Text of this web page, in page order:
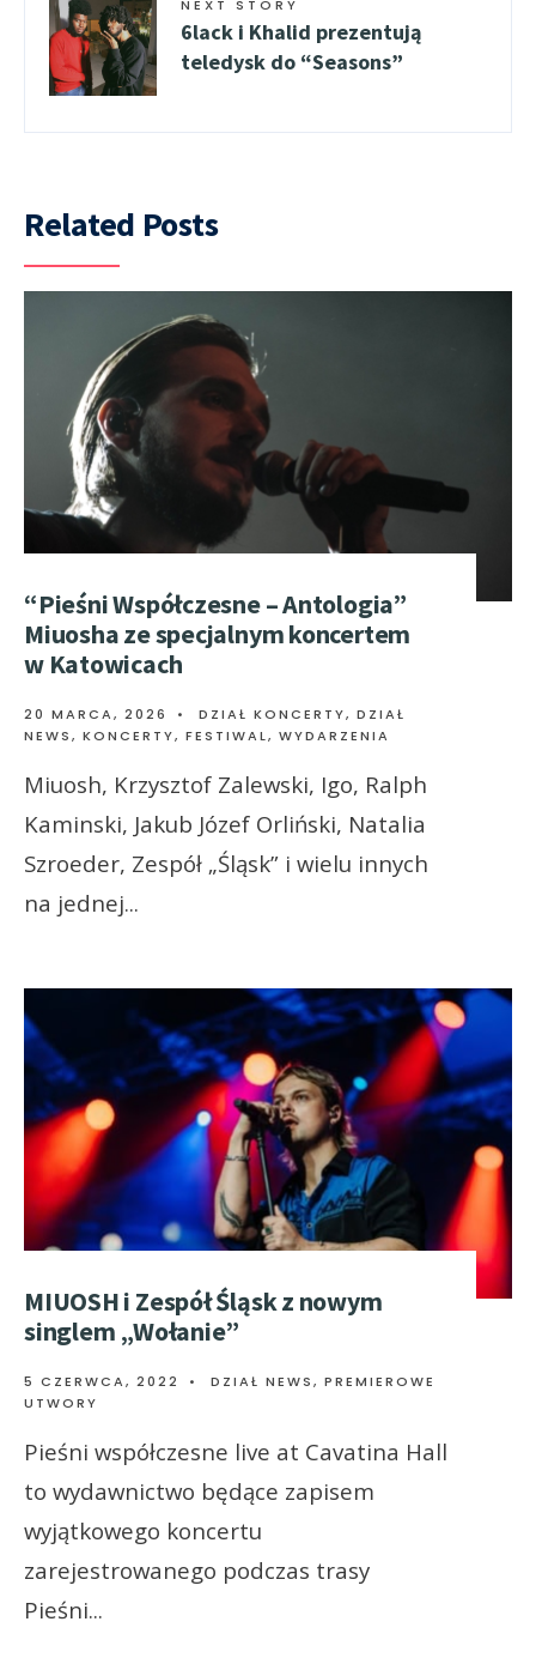
NEXT STORY
6lack i Khalid prezentują
teledysk do “Seasons”
Related Posts
“Pieśni Współczesne – Antologia”
Miuosha ze specjalnym koncertem
w Katowicach
20 MARCA, 2026 • DZIAŁ KONCERTY, DZIAŁ
NEWS, KONCERTY, FESTIWAL, WYDARZENIA
Miuosh, Krzysztof Zalewski, Igo, Ralph
Kaminski, Jakub Józef Orliński, Natalia
Szroeder, Zespół „Śląsk” i wielu innych
na jednej...
MIUOSH i Zespół Śląsk z nowym
singlem „Wołanie”
5 CZERWCA, 2022 • DZIAŁ NEWS, PREMIEROWE
UTWORY
Pieśni współczesne live at Cavatina Hall
to wydawnictwo będące zapisem
wyjątkowego koncertu
zarejestrowanego podczas trasy
Pieśni...